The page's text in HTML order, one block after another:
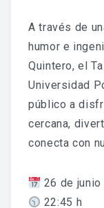
EDICIÓN 2024
EDICIÓN 2025
TURISMO
LUGARES DE
ALOJAMIENTO
A través de
humor e
Quintero, el
Universidad
público a
cercana,
conecta con
26 de junio
22:45 h